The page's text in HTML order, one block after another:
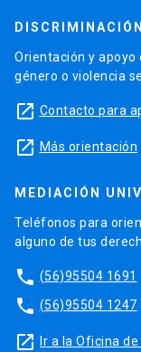
Orientación y apoyo
género o violencia
launch Contacto para
launch Más orientación
MEDIACIÓN
Teléfonos para
alguno de tus
phone (56)95504 1691
phone (56)95504 1247
launch Ir a la Oficina